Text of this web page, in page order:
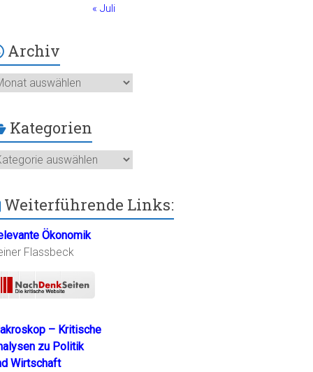
« Juli
Archiv
Kategorien
Weiterführende Links:
Ökonomik
Flassbeck
– Kritische
zu Politik
Wirtschaft